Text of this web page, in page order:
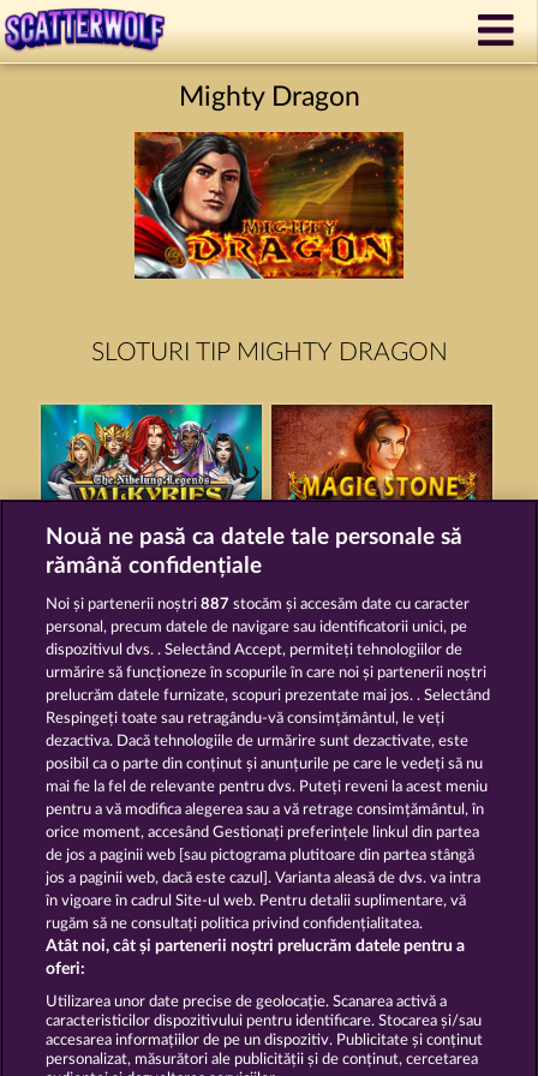
Mighty Dragon
SLOTURI TIP MIGHTY DRAGON
VALKYRIES - THE NIBELUNG LEGENDS MAGIC STONE
THE GRIFFIN GATES OF ISHTAR
Termeni și condiții
Declarație de confidențialitate
Asistență tehnică Firmă
Trimite Cererea de Retragere
Nouă ne pasă ca datele tale personale să
rămână confidențiale
Noi și partenerii noștri887 stocăm și accesăm date cu caracter
personal, precum datele de navigare sau identificatorii unici, pe
dispozitivul dvs. . Selectând Accept, permiteți tehnologiilor de
urmărire să funcționeze în scopurile în care noi și partenerii noștri
prelucrăm datele furnizate, scopuri prezentate mai jos. . Selectând
Respingeți toate sau retragându-vă consimțământul, le veți
dezactiva. Dacă tehnologiile de urmărire sunt dezactivate, este
posibil ca o parte din conținut și anunțurile pe care le vedeți să nu
mai fie la fel de relevante pentru dvs. Puteți reveni la acest meniu
pentru a vă modifica alegerea sau a vă retrage consimțământul, în
orice moment, accesând Gestionați preferințele linkul din partea
de jos a paginii web [sau pictograma plutitoare din partea stângă
jos a paginii web, dacă este cazul]. Varianta aleasă de dvs. va intra
în vigoare în cadrul Site-ul web. Pentru detalii suplimentare, vă
rugăm să ne consultați politica privind confidențialitatea.
Atât noi, cât și partenerii noștri prelucrăm datele pentru a
oferi:
Utilizarea unor date precise de geolocație. Scanarea activă a
caracteristicilor dispozitivului pentru identificare. Stocarea și/sau
accesarea informațiilor de pe un dispozitiv. Publicitate și conținut
personalizat, măsurători ale publicității și de conținut, cercetarea